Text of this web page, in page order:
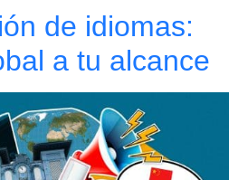
de idiomas:
a tu alcance